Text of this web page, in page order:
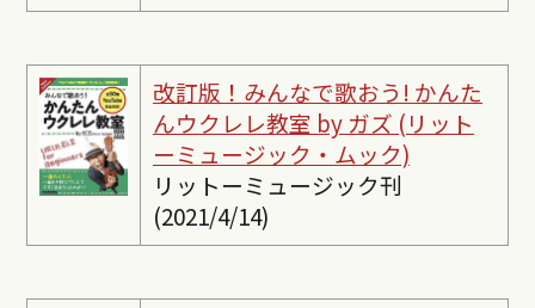
改訂版！みんなで歌おう! かんた
んウクレレ教室 by ガズ (リット
ーミュージック・ムック)
リットーミュージック刊
(2021/4/14)